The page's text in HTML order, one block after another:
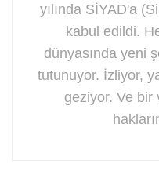
yılında SİYAD'a
kabul edildi.
dünyasında yeni
tutunuyor. İzliyor,
geziyor. Ve bir